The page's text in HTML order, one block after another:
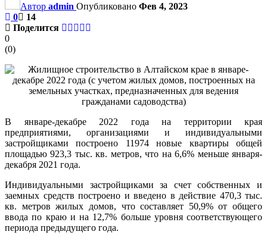
Автор admin Опубликовано Фев 4, 2023
0
14
Поделится
0
(0)
В январе-декабре 2022 года на территории края
предприятиями, организациями и индивидуальными
застройщиками построено 11974 новые квартиры общей
площадью 923,3 тыс. кв. метров, что на 6,6% меньше января-
декабря 2021 года.
Индивидуальными застройщиками за счет собственных и
заемных средств построено и введено в действие 470,3 тыс.
кв. метров жилых домов, что составляет 50,9% от общего
ввода по краю и на 12,7% больше уровня соответствующего
периода предыдущего года.